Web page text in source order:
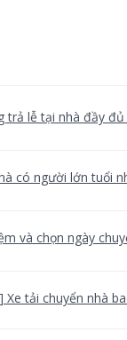
trả lễ tại nhà đầy
có người lớn tuổi
và chọn ngày
Xe tải chuyển nhà